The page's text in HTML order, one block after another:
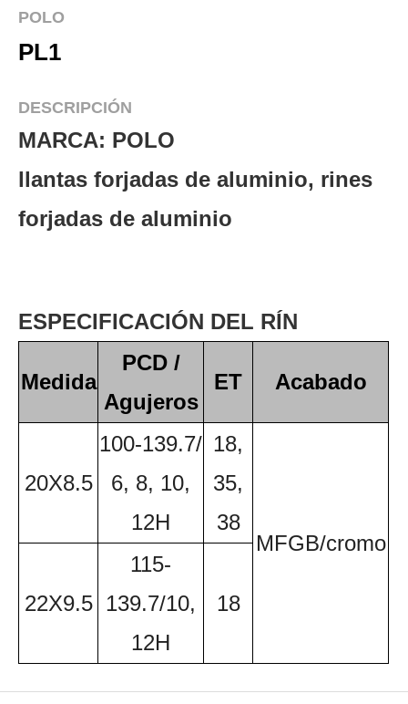
POLO
PL1
DESCRIPCIÓN
MARCA: POLO
llantas forjadas de aluminio, rines
forjadas de aluminio
ESPECIFICACIÓN DEL RÍN
Medida
PCD /
Agujeros
ET Acabado
20X8.5
100-139.7/
6, 8, 10,
12H
18,
35,
38
MFGB/cromo
22X9.5
115-
139.7/10,
12H
18